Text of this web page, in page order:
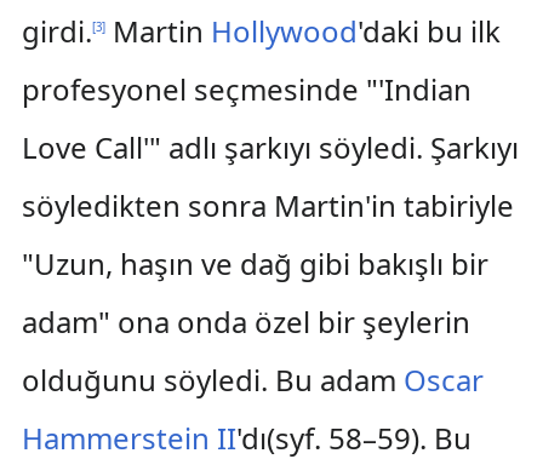
girdi.[3]Martin Hollywood'daki bu ilk
profesyonel seçmesinde "'Indian
Love Call'" adlı şarkıyı söyledi. Şarkıyı
söyledikten sonra Martin'in tabiriyle
"Uzun, haşın ve dağ gibi bakışlı bir
adam" ona onda özel bir şeylerin
olduğunu söyledi. Bu adam Oscar
Hammerstein II'dı(syf. 58–59). Bu